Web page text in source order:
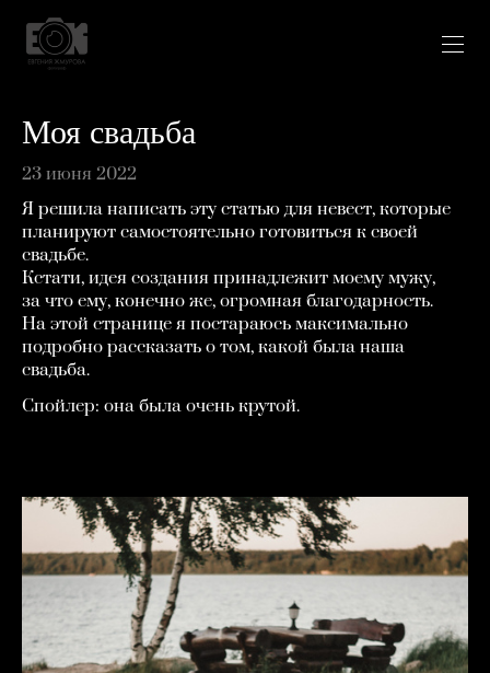
Моя свадьба
23 июня 2022
Я решила написать эту статью для невест, которые
планируют самостоятельно готовиться к своей
свадьбе.
Кстати, идея создания принадлежит моему мужу,
за что ему, конечно же, огромная благодарность.
На этой странице я постараюсь максимально
подробно рассказать о том, какой была наша
свадьба.
Спойлер: она была очень крутой.